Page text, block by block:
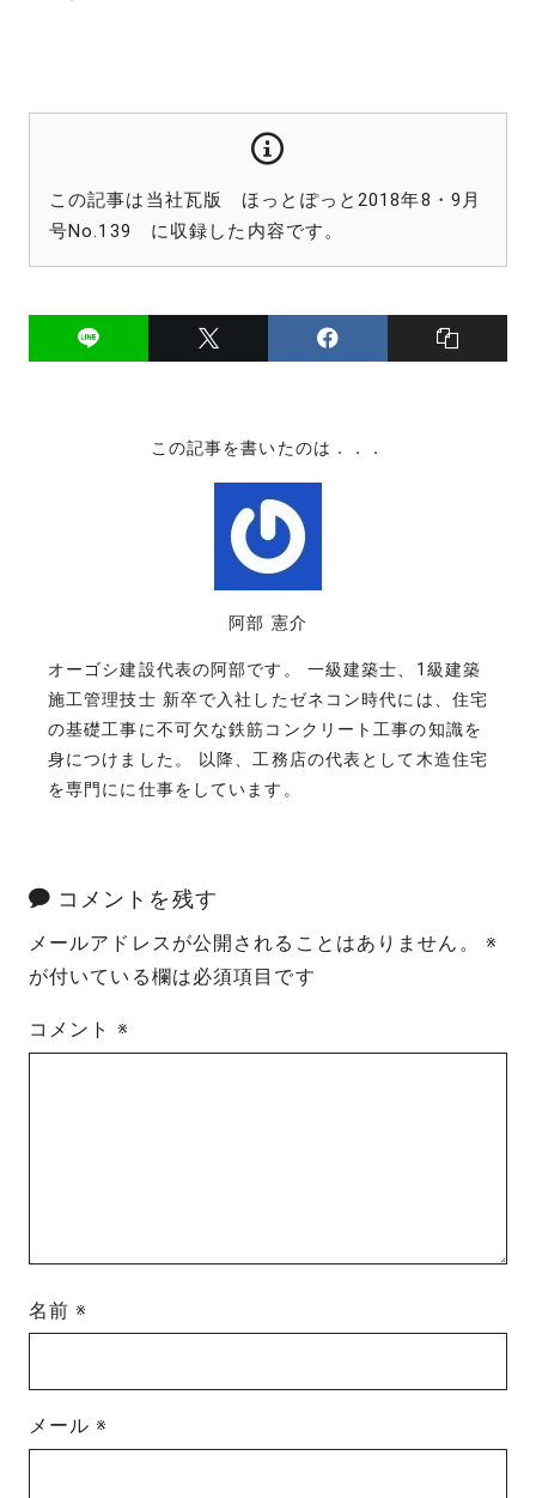
この記事は当社瓦版 ほっとぽっと2018年8・9月
号No.139 に収録した内容です。
この記事を書いたのは．．．
阿部 憲介
オーゴシ建設代表の阿部です。 一級建築士、1級建築
施工管理技士 新卒で入社したゼネコン時代には、住宅
の基礎工事に不可欠な鉄筋コンクリート工事の知識を
身につけました。 以降、工務店の代表として木造住宅
を専門にに仕事をしています。
コメントを残す
メールアドレスが公開されることはありません。
※
が付いている欄は必須項目です
コメント ※
名前※
メール※